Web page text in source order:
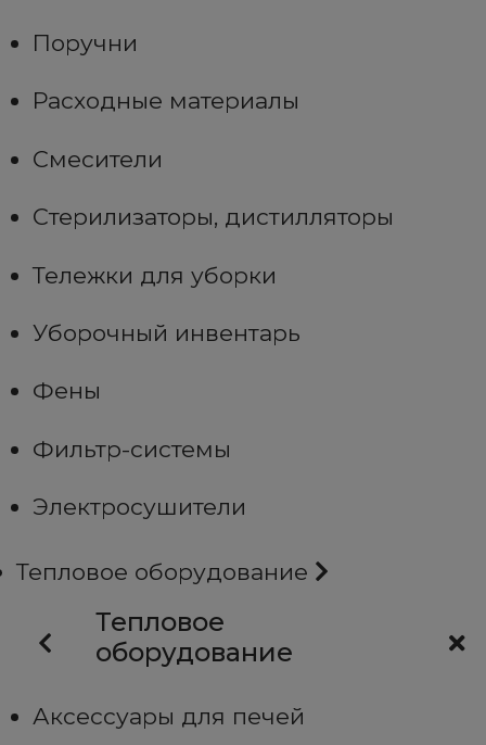
Поручни
Расходные материалы
Смесители
Стерилизаторы, дистилляторы
Тележки для уборки
Уборочный инвентарь
Фены
Фильтр-системы
Электросушители
Тепловое оборудование
Тепловое
оборудование
Аксессуары для печей